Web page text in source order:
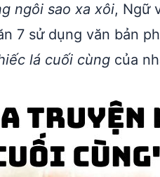
ngôi sao xa xôi, Ngữ
7 sử dụng văn bản
lá cuối cùng của